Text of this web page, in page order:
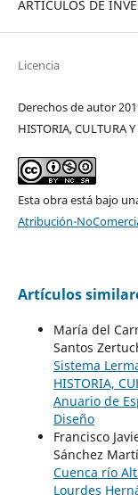
ARTÍCULOS DE
Licencia
Derechos de autor
HISTORIA, CULTURA
Esta obra está bajo
Atribución-
Artículos
María del
Santos
Sistema
HISTORIA,
Anuario de
Diseño
Francisco
Sánchez
Cuenca río
Lourdes